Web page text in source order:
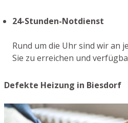
24-Stunden-Notdienst
Rund um die Uhr sind wir an
Sie zu erreichen und
Defekte Heizung in Biesdorf